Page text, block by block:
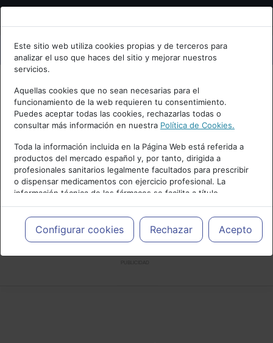
Bienvenid@ a psiquiatria.com
Escribe tu Email
Accede o regístrate con tu email.
Cancelar
Este sitio web utiliza cookies propias y de terceros para
analizar el uso que haces del sitio y mejorar nuestros
servicios.
Aquellas cookies que no sean necesarias para el
funcionamiento de la web requieren tu consentimiento.
Puedes aceptar todas las cookies, rechazarlas todas o
consultar más información en nuestra Política de Cookies.
Toda la información incluida en la Página Web está referida a
productos del mercado español y, por tanto, dirigida a
profesionales sanitarios legalmente facultados para prescribir
o dispensar medicamentos con ejercicio profesional. La
información técnica de los fármacos se facilita a título
meramente informativo, siendo responsabilidad de los
profesionales facultados prescribir medicamentos y decidir, en
cada caso concreto, el tratamiento más adecuado a las
necesidades del paciente.
Configurar cookies Rechazar Acepto